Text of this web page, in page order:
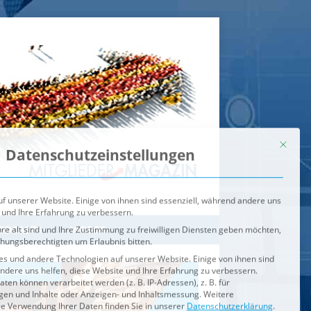
VIDEOS
IM BRENNPUNKT
unserer Website. Einige von ihnen sind essenziell, während andere uns
Ihre Erfahrung zu verbessern.
alt sind und Ihre Zustimmung zu freiwilligen Diensten geben möchten,
um Erlaubnis bitten.
uns helfen, diese Website und Ihre Erfahrung zu verbessern.
können verarbeitet werden (z. B. IP-Adressen), z. B. für
und Inhalte oder Anzeigen- und Inhaltsmessung.Weitere
jederzeit unterEinstellungenwiderrufen oder anpassen.
der Service-Gruppen, für die eine Einwilligung erteilt werden
Externe Medien
Speichern
Alle akzeptieren